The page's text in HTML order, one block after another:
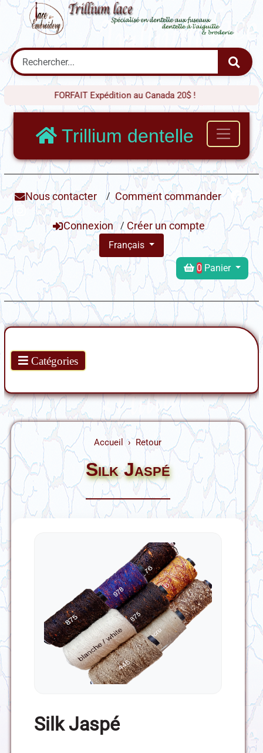
FORFAIT Expédition au Canada 20$ !
Trillium dentelle
Nous contacter / Comment commander
Connexion / Créer un compte
Français
0 Panier
Catégories
Accueil Retour
Silk Jaspé
Silk Jaspé